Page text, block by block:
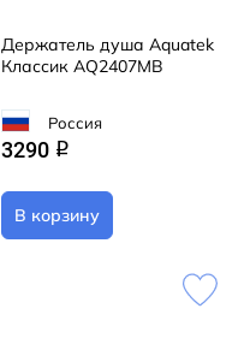
Держатель душа Aquatek
Классик AQ2407MB
Россия
3290 q
В корзину